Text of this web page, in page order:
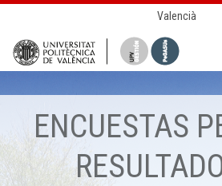
Valencià
ENCUESTAS